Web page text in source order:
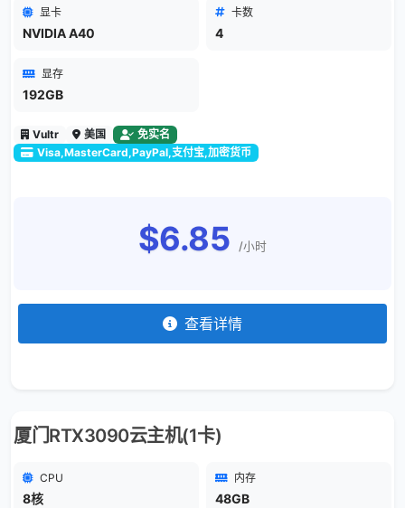
显卡
NVIDIA A40
卡数
4
显存
192GB
Vultr 美国
免实名
Visa,MasterCard,PayPal,支付宝,加密货币
$6.85 /小时
查看详情
厦门RTX3090云主机(1卡)
CPU
8核
内存
48GB